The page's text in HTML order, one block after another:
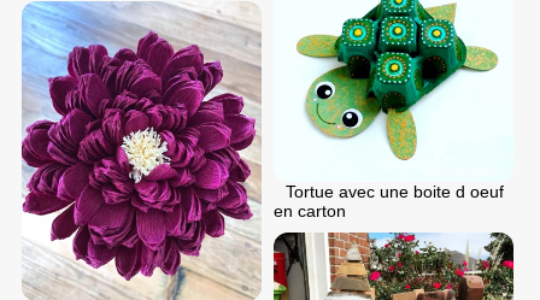
Tortue avec une boite d oeuf
en carton